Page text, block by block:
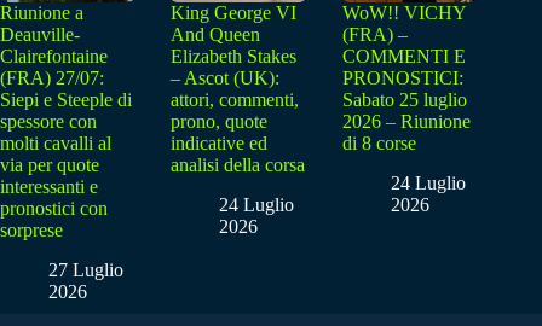
Riunione a
Deauville-
Clairefontaine
(FRA) 27/07:
Siepi e Steeple di
spessore con
molti cavalli al
via per quote
interessanti e
pronostici con
sorprese
27 Luglio
2026
King George VI
And Queen
Elizabeth Stakes
– Ascot (UK):
attori, commenti,
prono, quote
indicative ed
analisi della corsa
24 Luglio
2026
WoW!! VICHY
(FRA) –
COMMENTI E
PRONOSTICI:
Sabato 25 luglio
2026 – Riunione
di 8 corse
24 Luglio
2026